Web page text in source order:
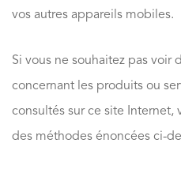
vos autres appareils mobiles.
Si vous ne souhaitez pas voir
concernant les produits ou
consultés sur ce site Internet,
des méthodes énoncées ci-